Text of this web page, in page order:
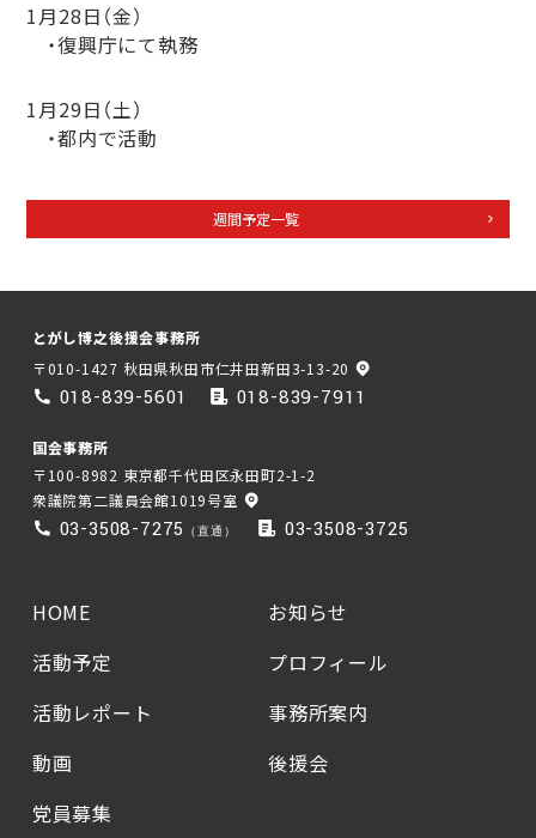
1月28日（金）
・復興庁にて執務
1月29日（土）
・都内で活動
週間予定一覧
とがし博之後援会事務所
〒010-1427 秋田県秋田市仁井田新田3-13-20
018-839-5601 018-839-7911
国会事務所
〒100-8982 東京都千代田区永田町2-1-2
衆議院第二議員会館1019号室
03-3508-7275 （直通） 03-3508-3725
HOME
お知らせ
活動予定
プロフィール
活動レポート
事務所案内
動画
後援会
党員募集